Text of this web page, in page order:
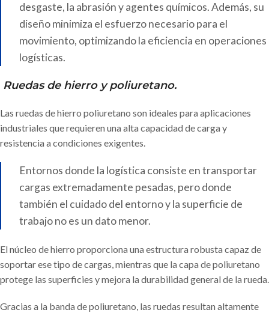
desgaste, la abrasión y agentes químicos. Además, su
diseño minimiza el esfuerzo necesario para el
movimiento, optimizando la eficiencia en operaciones
logísticas.
Ruedas de hierro y poliuretano.
Las ruedas de hierro poliuretano son ideales para aplicaciones
industriales que requieren una alta capacidad de carga y
resistencia a condiciones exigentes.
Entornos donde la logística consiste en transportar
cargas extremadamente pesadas, pero donde
también el cuidado del entorno y la superficie de
trabajo no es un dato menor.
El núcleo de hierro proporciona una estructura robusta capaz de
soportar ese tipo de cargas, mientras que la capa de poliuretano
protege las superficies y mejora la durabilidad general de la rueda.
Gracias a la banda de poliuretano, las ruedas resultan altamente